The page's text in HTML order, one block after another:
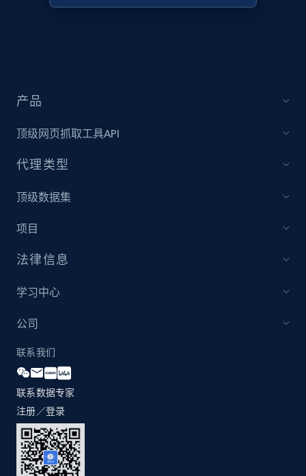
Title, Seller name, Brand, Description, Initial
more.
products by specific category URL
price, Currency, Availability, Reviews count, and
2.1K+
Amazon products global dataset -
Collecting products by keyword search
Title, Seller name, Brand, Description, Initial
price, Currency, Availability, Reviews count, and
产品
顶级网页抓取工具API
代理类型
顶级数据集
项目
法律信息
学习中心
公司
联系我们
联系数据专家
注册／登录